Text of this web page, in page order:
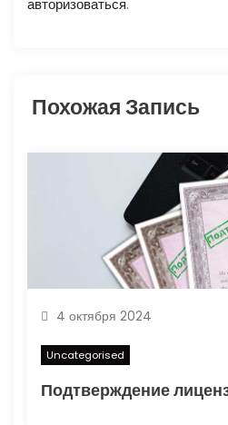
а
п
м
Похожая Запись
4 октября 2024
Uncategorised